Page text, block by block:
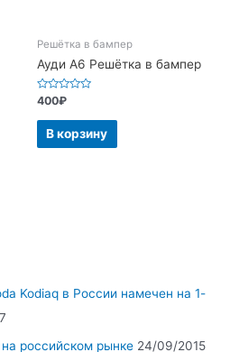
Kodiaq в России намечен на 1-
российском рынке 24/09/2015
Решётка в бампер
Ауди А6 Решётка в бампер
Оценка
0
из
400₽
В корзину